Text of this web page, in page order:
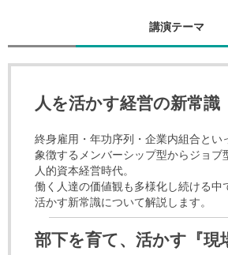
講演テーマ
人を活かす経営の新常識
終身雇用・年功序列・企業内組合とい
象徴するメンバーシップ型からジョブ
人的資本経営時代。
働く人達の価値観も多様化し続ける中
活かす新常識について解説します。
部下を育て、活かす『現